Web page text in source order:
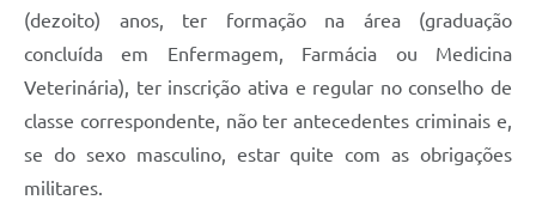
(dezoito) anos, ter formação na área (graduação
concluída em Enfermagem, Farmácia ou Medicina
Veterinária), ter inscrição ativa e regular no conselho de
classe correspondente, não ter antecedentes criminais e,
se do sexo masculino, estar quite com as obrigações
militares.